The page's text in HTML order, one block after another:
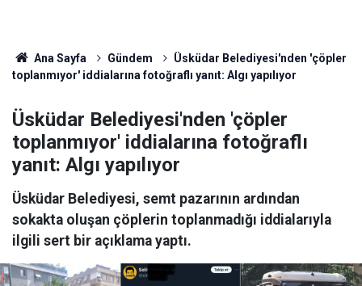
Ana Sayfa Gündem
Üsküdar Belediyesi'nden 'çöpler
toplanmıyor' iddialarına fotoğraflı yanıt: Algı yapılıyor
Üsküdar Belediyesi'nden 'çöpler
toplanmıyor' iddialarına fotoğraflı
yanıt: Algı yapılıyor
Üsküdar Belediyesi, semt pazarının ardından
sokakta oluşan çöplerin toplanmadığı iddialarıyla
ilgili sert bir açıklama yaptı.